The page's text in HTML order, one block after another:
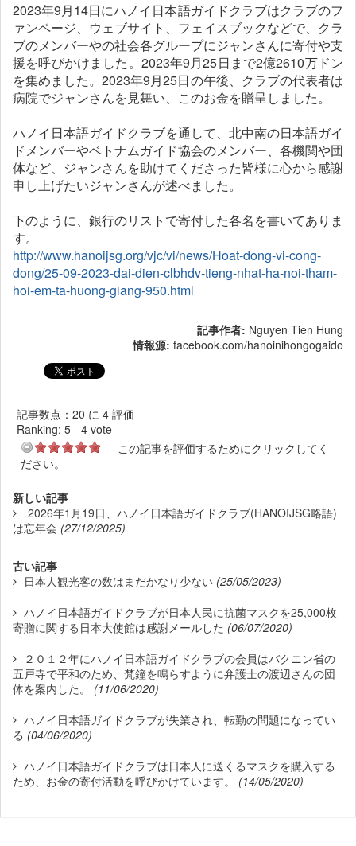
2023年9月14日にハノイ日本語ガイドクラブはクラブのフ
ァンページ、ウェブサイト、フェイスブックなどで、クラ
ブのメンバーやの社会各グループにジャンさんに寄付や支
援を呼びかけました。2023年9月25日まで2億2610万ドン
を集めました。2023年9月25日の午後、クラブの代表者は
病院でジャンさんを見舞い、このお金を贈呈しました。
ハノイ日本語ガイドクラブを通して、北中南の日本語ガイ
ドメンバーやベトナムガイド協会のメンバー、各機関や団
体など、ジャンさんを助けてくださった皆様に心から感謝
申し上げたいジャンさんが述べました。
下のように、銀行のリストで寄付した各名を書いてありま
す。
http://www.hanoijsg.org/vjc/vi/news/Hoat-dong-vi-cong-
dong/25-09-2023-dai-dien-clbhdv-tieng-nhat-ha-noi-tham-
hoi-em-ta-huong-giang-950.html
記事作者: Nguyen Tien Hung
情報源: facebook.com/hanoinihongogaido
記事数点：20 に 4 評価
Ranking: 5 - 4 vote
この記事を評価するためにクリックしてく
ださい。
新しい記事
2026年1月19日、ハノイ日本語ガイドクラブ(HANOIJSG略語)
は忘年会 (27/12/2025)
古い記事
日本人観光客の数はまだかなり少ない (25/05/2023)
ハノイ日本語ガイドクラブが日本人民に抗菌マスクを25,000枚
寄贈に関する日本大使館は感謝メールした (06/07/2020)
２０１２年にハノイ日本語ガイドクラブの会員はバクニン省の
五戸寺で平和のため、梵鐘を鳴らすように弁護士の渡辺さんの団
体を案内した。
(11/06/2020)
ハノイ日本語ガイドクラブが失業され、転勤の問題になってい
る (04/06/2020)
ハノイ日本語ガイドクラブは日本人に送くるマスクを購入する
ため、お金の寄付活動を呼びかけています。
(14/05/2020)